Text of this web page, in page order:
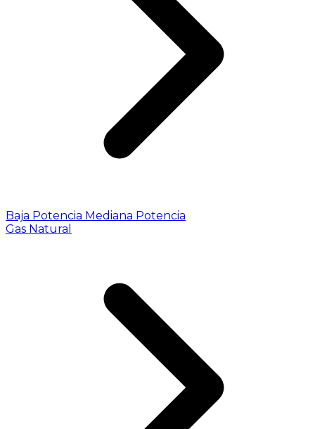
Baja Potencia Mediana Potencia
Gas Natural